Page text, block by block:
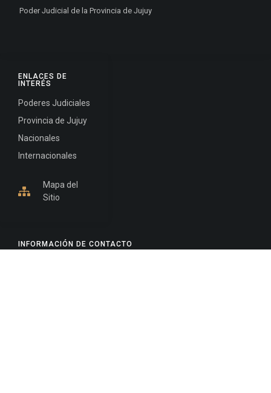
INFORMACIÓN DE CONTACTO
ENLACES DE
INTERÉS
Poderes Judiciales
Provincia de Jujuy
Nacionales
Internacionales
Mapa del
Sitio
Poder Judicial de la Provincia de Jujuy